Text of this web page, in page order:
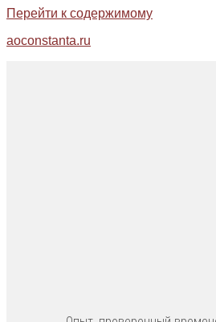
Перейти к содержимому
aoconstanta.ru